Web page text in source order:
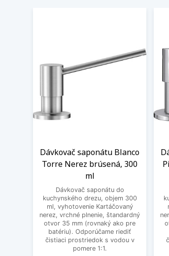
Dávkovač saponátu Blanco
Torre Nerez brúsená, 300
ml
Dávkovač saponátu do
kuchynského drezu, objem 300
ml, vyhotovenie Kartáčovaný
nerez, vrchné plnenie, štandardný
otvor 35 mm (rovnaký ako pre
batériu). Odporúčame riediť
čistiaci prostriedok s vodou v
pomere 1:1.